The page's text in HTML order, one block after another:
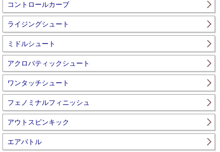
コントロールカーブ
ライジングシュート
ミドルシュート
アクロバティックシュート
ワンタッチシュート
フェノミナルフィニッシュ
アウトスピンキック
エアバトル